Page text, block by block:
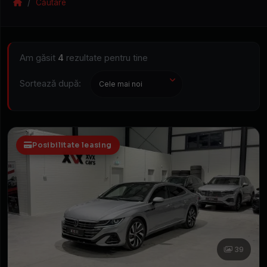
Căutare
Caroserie
fabricație
Preț
(€)
Am găsit 4 rezultate pentru tine
Sortează după:
Posibilitate leasing
39